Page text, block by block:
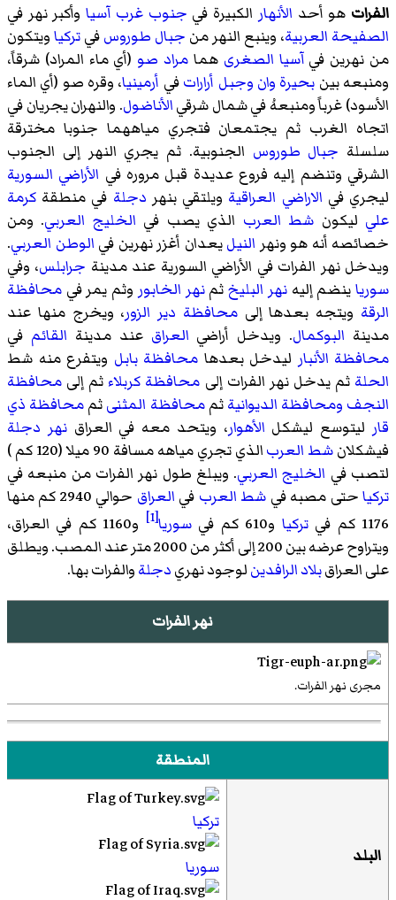
الفرات هو أحد الأنهار الكبيرة في جنوب غرب آسياوأكبر نهر في
الصفيحة العربية، وينبع النهر من جبال طوروسفيتركياويتكون
من نهرين فيآسيا الصغرى هما مراد صو (أي ماء المراد) شرقاً،
ومنبعه بين بحيرة وان وجبل أراراتفي أرمينيا، وقره صو (أي الماء
الأسود) غرباً ومنبعهُ في شمال شرقيالأناضول. والنهران يجريان في
اتجاه الغرب ثم يجتمعان فتجري مياههما جنوبا مخترقة
سلسلة جبال طوروس الجنوبية. ثم يجري النهر إلى الجنوب
الشرقي وتنضم إليه فروع عديدة قبل مروره في الأراضي السورية
ليجري في الاراضي العراقية ويلتقي بنهر دجلة في منطقة كرمة
علي ليكون شط العرب الذي يصب في الخليج العربي. ومن
خصائصه أنه هو ونهر النيليعدان أغزر نهرين في الوطن العربي.
ويدخل نهر الفرات في الأراضي السورية عند مدينة جرابلس، وفي
سورياينضم إليهنهر البليخثمنهر الخابور وثم يمر في محافظة
الرقة ويتجه بعدها إلىمحافظة دير الزور، ويخرج منها عند
مدينة البوكمال. ويدخل أراضي العراق عند مدينة القائم في
محافظة الأنبار ليدخل بعدها محافظة بابل ويتفرع منه شط
الحلة ثم يدخل نهر الفرات إلى محافظة كربلاء ثم إلى محافظة
النجف ومحافظة الديوانيةثممحافظة المثنىثممحافظة ذي
قار ليتوسع ليشكل الأهوار، ويتحد معه في العراقنهر دجلة
فيشكلانشط العرب
الذي تجري مياهه مسافة 90 ميلا (120 كم )
لتصب في الخليج العربي. ويبلغ طول نهر الفرات من منبعه في
تركياحتى مصبه في شط العرب في العراق
حوالي 2940 كم منها
1176 كم في
تركيا و610 كم في سوريا[1]
و1160 كم في العراق،
ويتراوح عرضه بين 200 إلى أكثر من 2000 متر عند المصب. ويطلق
على العراقبلاد الرافدينلوجود نهريدجلةوالفرات بها.
نهر الفرات
مجرى نهر الفرات.
المنطقة
البلد
تركيا
سوريا